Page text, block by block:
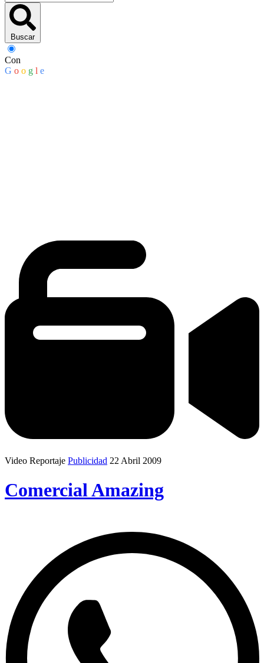
Buscar
Con
G o o g l e
Video Reportaje Publicidad 22 Abril 2009
Comercial Amazing